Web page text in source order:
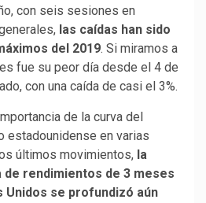
con seis sesiones en
las caídas han sido
del 2019. Si miramos a
fue su peor día desde el 4 de
con una caída de casi el 3%.
de la curva del
estadounidense en varias
últimos movimientos, la
rendimientos de 3 meses
Unidos se profundizó aún